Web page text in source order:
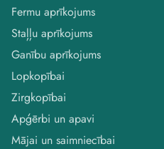
Fermu aprīkojums
Staļļu aprīkojums
Ganību aprīkojums
Lopkopībai
Zirgkopībai
Apģērbi un apavi
Mājai un saimniecībai